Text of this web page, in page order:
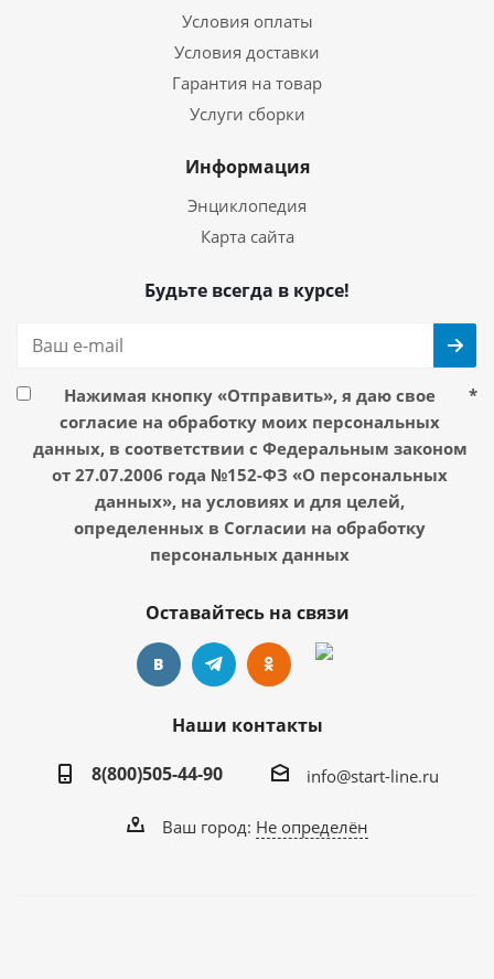
Условия оплаты
Условия доставки
Гарантия на товар
Услуги сборки
Информация
Энциклопедия
Карта сайта
Будьте всегда в курсе!
Нажимая кнопку «Отправить», я даю свое
согласие на обработку моих персональных
данных, в соответствии с Федеральным законом
от 27.07.2006 года №152-ФЗ «О персональных
данных», на условиях и для целей,
определенных в Согласии на обработку
персональных данных
*
Оставайтесь на связи
Наши контакты
8(800)505-44-90
info@start-line.ru
Ваш город: Не определён